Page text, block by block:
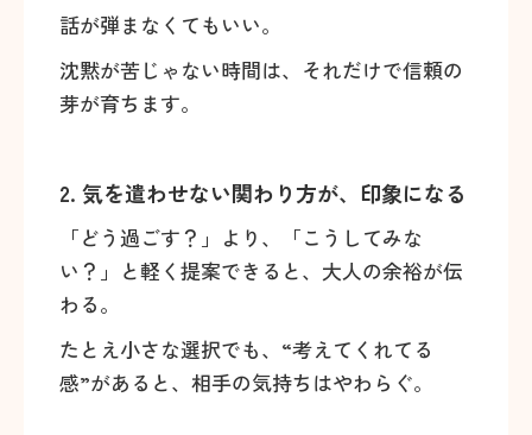
話が弾まなくてもいい。
沈黙が苦じゃない時間は、それだけで信頼の
芽が育ちます。
2. 気を遣わせない関わり方が、印象になる
「どう過ごす？」より、「こうしてみな
い？」と軽く提案できると、大人の余裕が伝
わる。
たとえ小さな選択でも、“考えてくれてる
感”があると、相手の気持ちはやわらぐ。